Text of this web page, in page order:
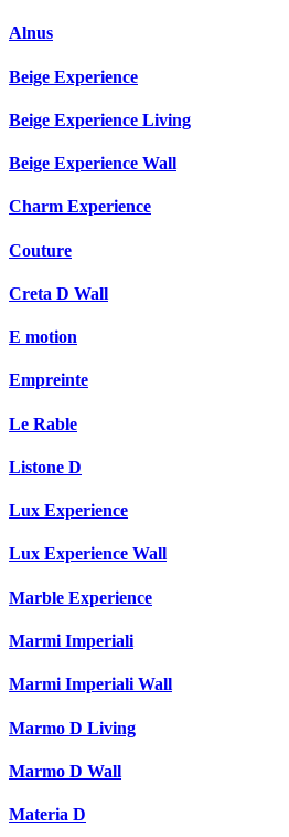
Alnus
Beige Experience
Beige Experience Living
Beige Experience Wall
Charm Experience
Couture
Creta D Wall
E motion
Empreinte
Le Rable
Listone D
Lux Experience
Lux Experience Wall
Marble Experience
Marmi Imperiali
Marmi Imperiali Wall
Marmo D Living
Marmo D Wall
Materia D